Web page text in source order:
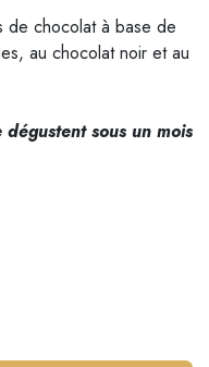
de chocolat à base de
au chocolat noir et au
sous un mois